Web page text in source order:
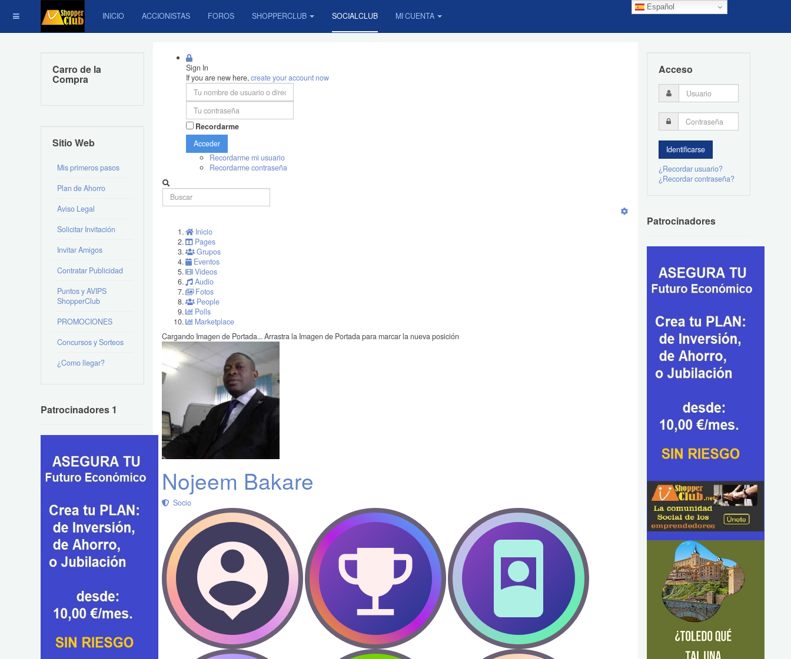
Español
INICIO ACCIONISTAS FOROS SHOPPERCLUB SOCIALCLUB MI CUENTA
Sign In
If you are new here,create your account now
Recordarme
Acceder
Recordarme mi usuario
Recordarme contraseña
Inicio
Pages
Grupos
Eventos
Videos
Audio
Fotos
People
Polls
Marketplace
Cargando Imagen de Portada...Arrastra la Imagen de Portada para marcar la nueva posición
Nojeem Bakare
Socio
Carro de la
Compra
Sitio Web
Mis primeros pasos
Plan de Ahorro
Aviso Legal
Solicitar Invitación
Invitar Amigos
Contratar Publicidad
Puntos y AVIPS
ShopperClub
PROMOCIONES
Concursos y Sorteos
¿Como llegar?
Patrocinadores 1
Acceso
¿Recordar usuario?
¿Recordar contraseña?
Patrocinadores